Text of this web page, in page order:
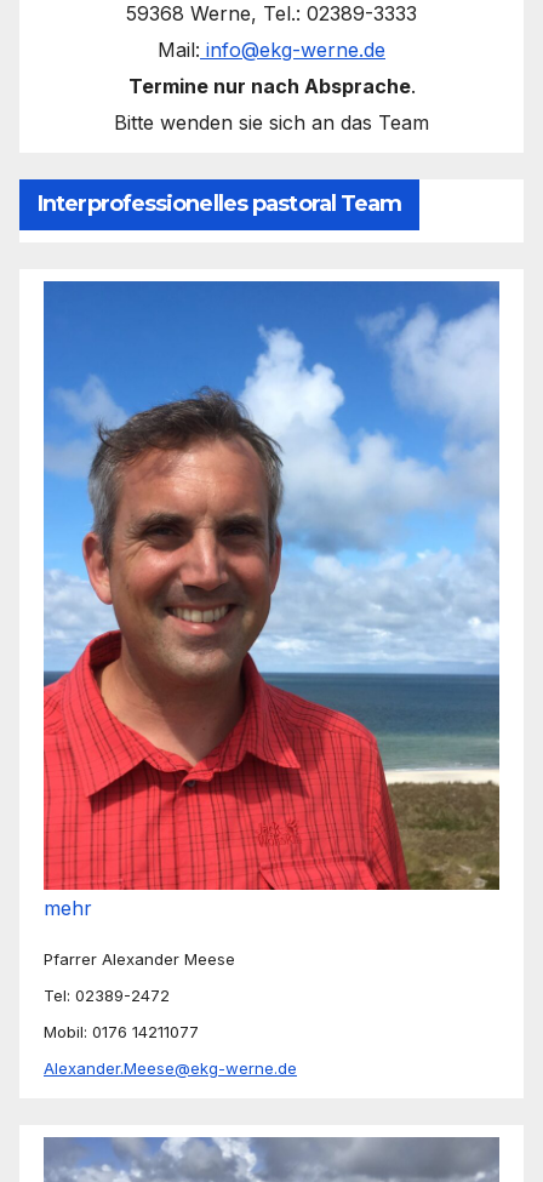
59368 Werne, Tel.: 02389-3333
Mail: info@ekg-werne.de
Termine nur nach Absprache.
Bitte wenden sie sich an das Team
Interprofessionelles pastoral Team
mehr
Pfarrer Alexander Meese
Tel: 02389-2472
Mobil: 0176 14211077
Alexander.Meese@ekg-werne.de